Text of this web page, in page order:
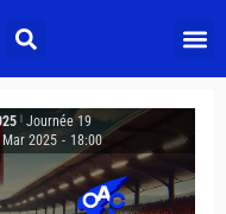
Journée 19
2025 - 18:00